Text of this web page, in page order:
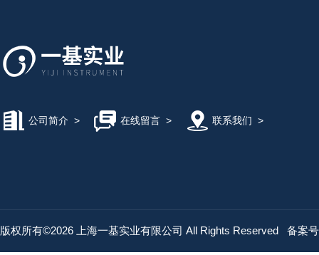
公司简介 > 在线留言> 联系我们 >
版权所有©2026 上海一基实业有限公司 All Rights Reserved 备案